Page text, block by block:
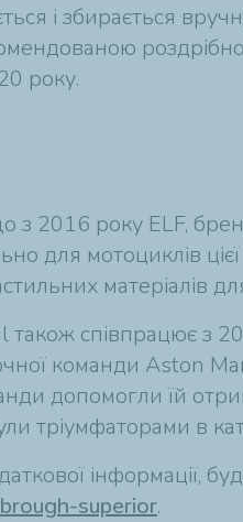
і збирається
року.
з 2016 року ELF,
для мотоциклів
матеріалів
співпрацює з
команди Aston
допомогли їй
тріумфаторами в
інформації,
superior.